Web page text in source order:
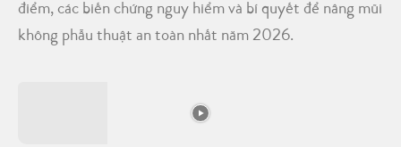
điểm, các biến chứng nguy hiểm và bí quyết để nâng mũi
không phẫu thuật an toàn nhất năm 2026.